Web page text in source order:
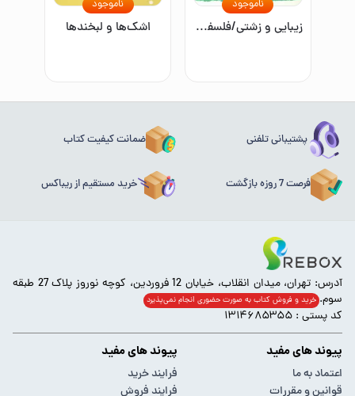
زیبایی و زشتی/فلسفه برای کودکان و نوجوانان
ناموجود
اشک‌ها و لبخندها
ناموجود
پشتیبانی تلفنی ضمانت کیفیت کتاب
فرصت 7 روزه بازگشت خرید مستقیم از ریباکس
آدرس: تهران، میدان انقلاب، خیابان 12 فروردین، کوچه نوروز پلاک 27 طبقه
سوم. خرید و فروش کتاب به صورت حضوری انجام‌ نمی‌پذیرد
کد پستی : ۱۳۱۴۶۸۵۳۵۵
پیوند های مفید
اعتماد به ما
قوانین و مقررات
پیوند های مفید
فرایند خرید
فرایند فروش